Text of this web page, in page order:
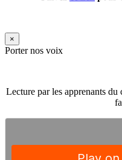
×
Porter nos voix
Lecture par les apprenants